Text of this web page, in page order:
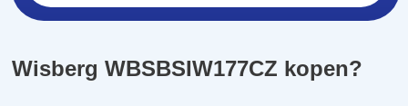
Wisberg WBSBSIW177CZ kopen?